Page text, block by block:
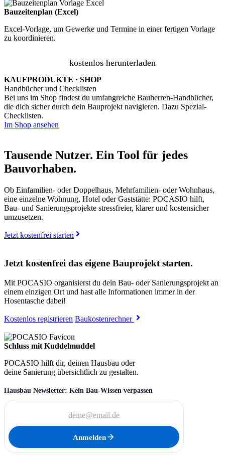
Bauzeitenplan (Excel)
Excel-Vorlage, um Gewerke und Termine in einer fertigen Vorlage
zu koordinieren.
kostenlos herunterladen
KAUFPRODUKTE · SHOP
Handbücher und Checklisten
Bei uns im Shop findest du umfangreiche Bauherren-Handbücher,
die dich sicher durch dein Bauprojekt navigieren. Dazu Spezial-
Checklisten.
Im Shop ansehen
Tausende Nutzer. Ein Tool für jedes
Bauvorhaben.
Ob Einfamilien- oder Doppelhaus, Mehrfamilien- oder Wohnhaus,
eine einzelne Wohnung, Hotel oder Gaststätte: POCASIO hilft,
Bau- und Sanierungsprojekte stressfreier, klarer und kostensicher
umzusetzen.
Jetzt kostenfrei starten
Jetzt kostenfrei das eigene Bauprojekt starten.
Mit POCASIO organisierst du dein Bau- oder Sanierungsprojekt an
einem einzigen Ort und hast alle Informationen immer in der
Hosentasche dabei!
Kostenlos registrieren Baukostenrechner
Schluss mit Kuddelmuddel
POCASIO hilft dir, deinen Hausbau oder
deine Sanierung übersichtlich zu gestalten.
Hausbau Newsletter: Kein Bau-Wissen verpassen
Anmelden